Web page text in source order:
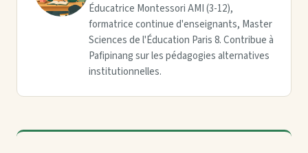
Éducatrice Montessori AMI (3-12),
formatrice continue d'enseignants, Master
Sciences de l'Éducation Paris 8. Contribue à
Pafipinang sur les pédagogies alternatives
institutionnelles.